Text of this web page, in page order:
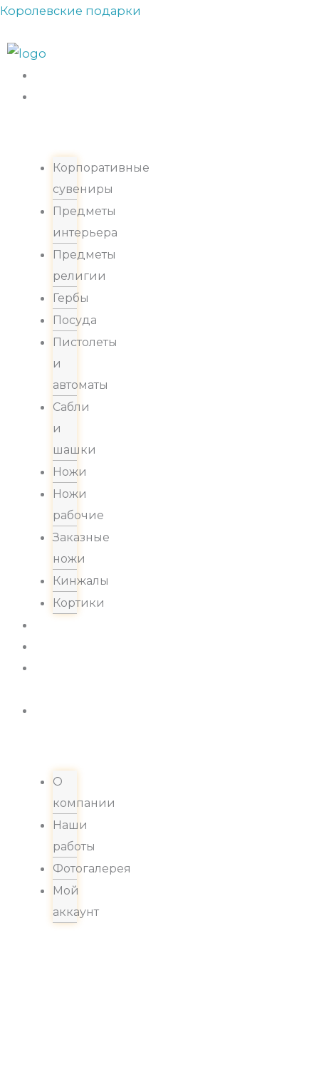
Перейти
содержимому
Королевские подарки
Корпоративные
сувениры
Предметы
интерьера
Предметы
религии
Гербы
Посуда
Пистолеты
и
автоматы
Сабли
и
шашки
Ножи
Ножи
рабочие
Заказные
ножи
Кинжалы
Кортики
О
компании
Наши
работы
Фотогалерея
Мой
аккаунт
Прокрутка
вверх